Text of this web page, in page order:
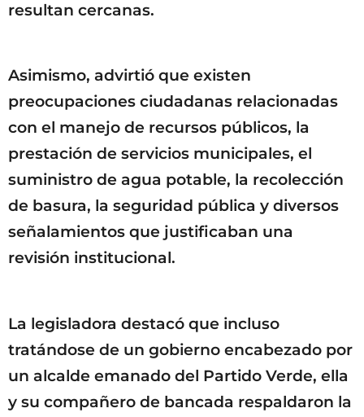
resultan cercanas.
Asimismo, advirtió que existen
preocupaciones ciudadanas relacionadas
con el manejo de recursos públicos, la
prestación de servicios municipales, el
suministro de agua potable, la recolección
de basura, la seguridad pública y diversos
señalamientos que justificaban una
revisión institucional.
La legisladora destacó que incluso
tratándose de un gobierno encabezado por
un alcalde emanado del Partido Verde, ella
y su compañero de bancada respaldaron la